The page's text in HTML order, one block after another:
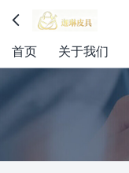

首页 关于我们